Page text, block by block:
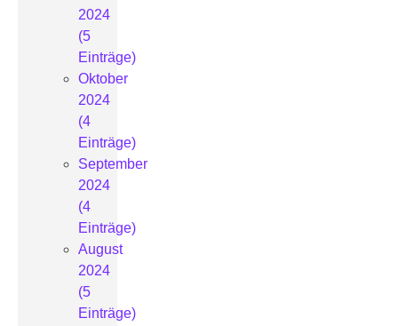
2024
(5
Einträge)
Oktober
2024
(4
Einträge)
September
2024
(4
Einträge)
August
2024
(5
Einträge)